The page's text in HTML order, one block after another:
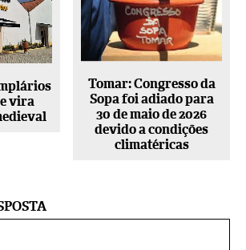
vira
Tomar: Congresso da
Sopa foi adiado para
30 de maio de 2026
devido a condições
climatéricas